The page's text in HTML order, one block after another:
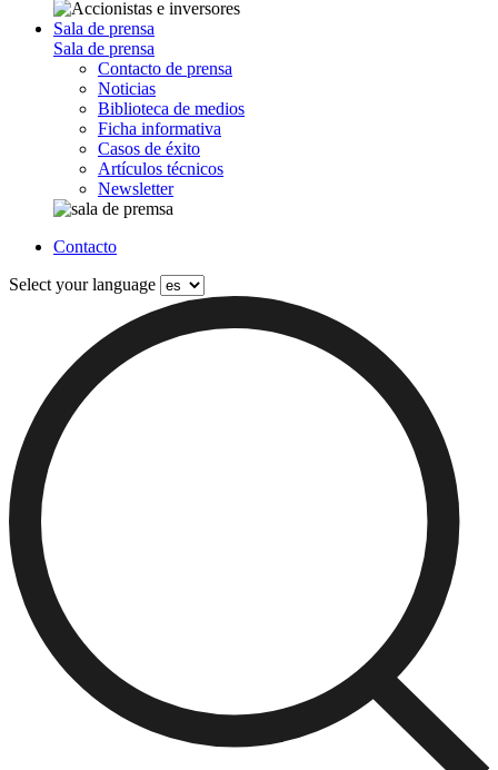
Sala de prensa
Sala de prensa
Contacto de prensa
Noticias
Biblioteca de medios
Ficha informativa
Casos de éxito
Artículos técnicos
Newsletter
Contacto
Select your language